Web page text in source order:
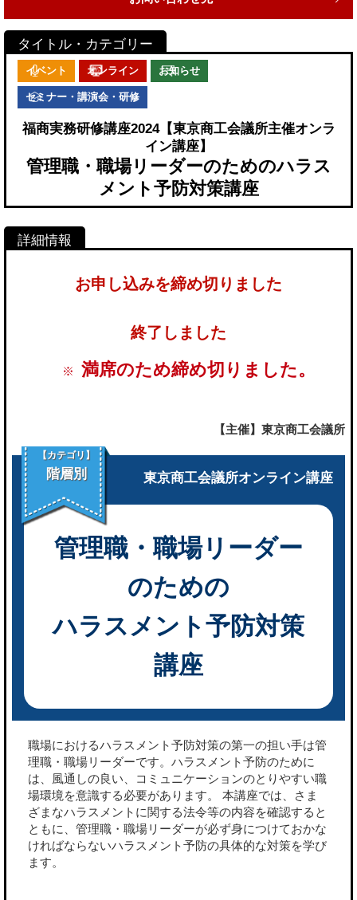
イベント オンライン お知らせ
セミナー・講演会・研修
福商実務研修講座2024【東京商工会議所主催オンラ
イン講座】
管理職・職場リーダーのためのハラス
メント予防対策講座
お申し込みを締め切りました
終了しました
満席のため締め切りました。
【主催】東京商工会議所
東京商工会議所オンライン講座
管理職・職場リーダー
のための
ハラスメント予防対策
講座
【カテゴリ】
階層別
職場におけるハラスメント予防対策の第一の担い手は管
理職・職場リーダーです。ハラスメント予防のために
は、風通しの良い、コミュニケーションのとりやすい職
場環境を意識する必要があります。 本講座では、さま
ざまなハラスメントに関する法令等の内容を確認すると
ともに、管理職・職場リーダーが必ず身につけておかな
ければならないハラスメント予防の具体的な対策を学び
ます。